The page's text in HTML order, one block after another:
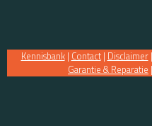
Kennisbank| Contact| Disclaimer|
Garantie & Reparatie |